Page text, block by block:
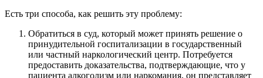
Есть три способа, как решить эту проблему:
Обратиться в суд, который может принять решение о
принудительной госпитализации в государственный
или частный наркологический центр. Потребуется
предоставить доказательства, подтверждающие, что у
пациента алкоголизм или наркомания, он представляет